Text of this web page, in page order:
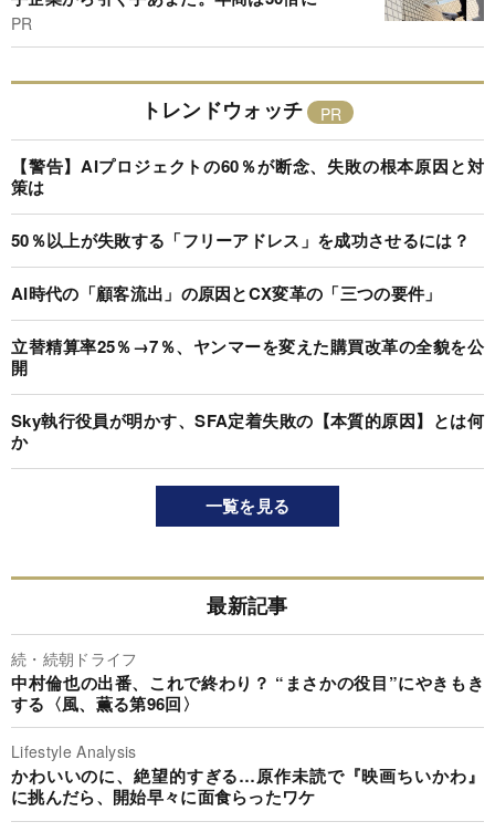
PR
トレンドウォッチ
【警告】AIプロジェクトの60％が断念、失敗の根本原因と対
策は
50％以上が失敗する「フリーアドレス」を成功させるには？
AI時代の「顧客流出」の原因とCX変革の「三つの要件」
立替精算率25％→7％、ヤンマーを変えた購買改革の全貌を公
開
Sky執行役員が明かす、SFA定着失敗の【本質的原因】とは何
か
一覧を見る
最新記事
続・続朝ドライフ
中村倫也の出番、これで終わり？ “まさかの役目”にやきもき
する〈風、薫る第96回〉
Lifestyle Analysis
かわいいのに、絶望的すぎる…原作未読で『映画ちいかわ』
に挑んだら、開始早々に面食らったワケ